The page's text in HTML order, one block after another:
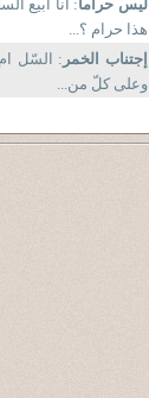
ليس حراما: أنا أبيع
هذا حرام ؟...
إجتناب الخمر : السّل
وعلى كلّ من...